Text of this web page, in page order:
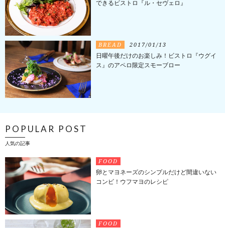
できるビストロ『ル・セヴェロ』
BREAD 2017/01/13
日曜午後だけのお楽しみ！ビストロ『ウグイ
ス』のアペロ限定スモーブロー
POPULAR POST
人気の記事
FOOD
卵とマヨネーズのシンプルだけど間違いない
コンビ！ウフマヨのレシピ
FOOD